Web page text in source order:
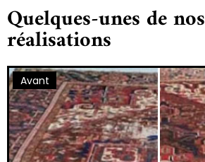
Quelques-unes de nos
réalisations
Avant